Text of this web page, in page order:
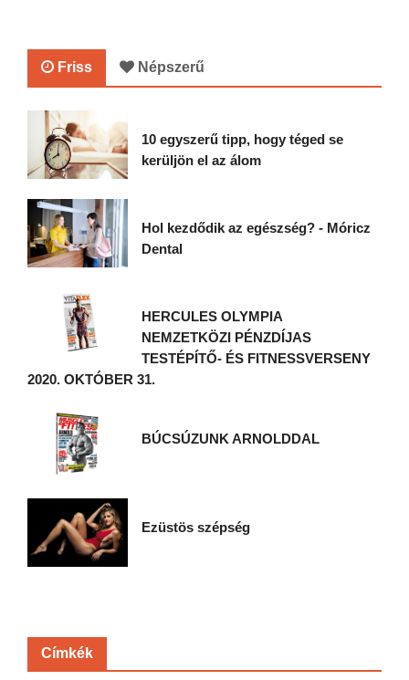
Friss Népszerű
10 egyszerű tipp, hogy téged se
kerüljön el az álom
Hol kezdődik az egészség? - Móricz
Dental
HERCULES OLYMPIA
NEMZETKÖZI PÉNZDÍJAS
TESTÉPÍTŐ- ÉS FITNESSVERSENY
2020. OKTÓBER 31.
BÚCSÚZUNK ARNOLDDAL
Ezüstös szépség
Címkék